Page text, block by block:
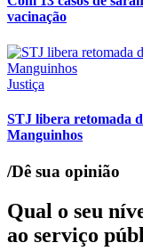
vacinação
Justiça
STJ libera retomada
Manguinhos
/Dê sua opinião
Qual o seu
ao serviço